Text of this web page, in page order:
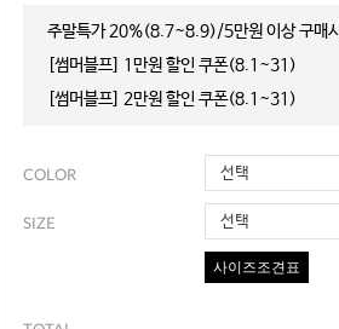
주말특가 20%(8.7~8.9)/5만원 이상 구매시
[썸머블프] 1만원 할인 쿠폰(8.1~31)
[썸머블프] 2만원 할인 쿠폰(8.1~31)
COLOR 선택
SIZE 선택
사이즈조견표